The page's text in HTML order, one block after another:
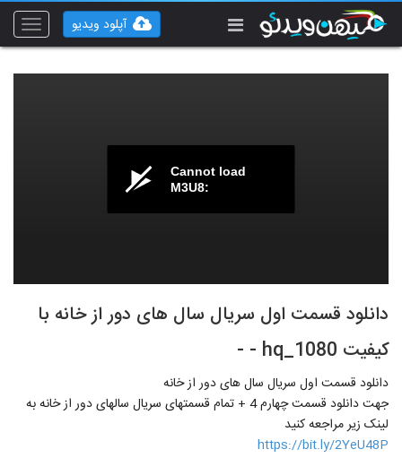
Toggle
آپلود ویدیو
Cannot load
M3U8:
دانلود قسمت اول سریال سال های دور از خانه با
کیفیت hq_1080 - -
دانلود قسمت اول سریال سال های دور از خانه
جهت دانلود قسمت چهارم 4 + تمام قسمتهای سریال سالهای دور از خانه به
لینک زیر مراجعه کنید
https://bit.ly/2YeU48P